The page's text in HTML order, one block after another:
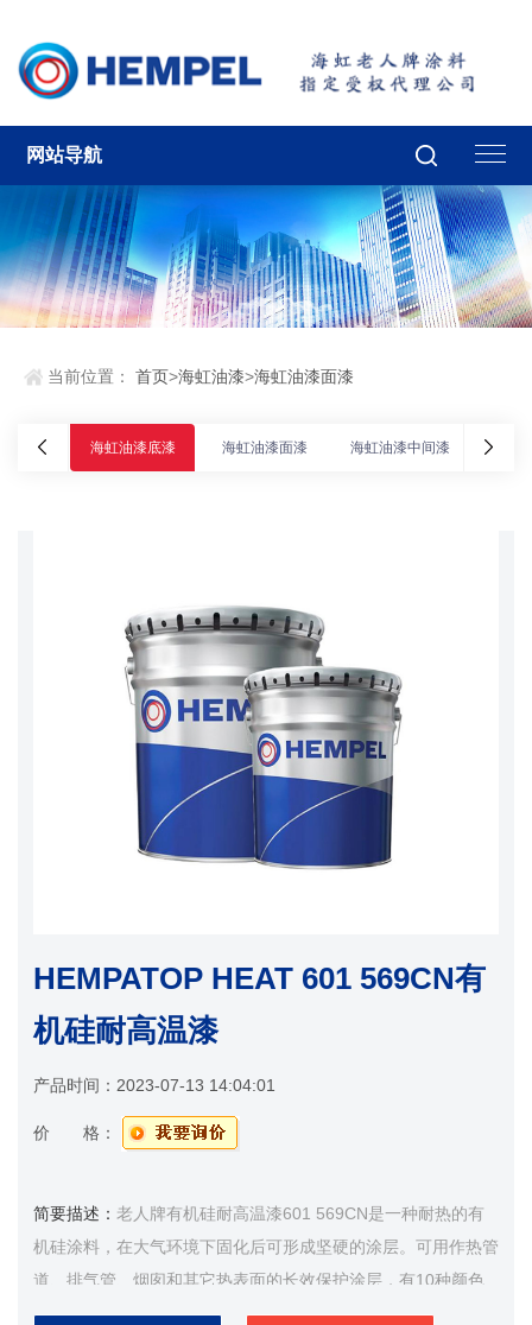
网站导航
当前位置：首页>海虹油漆>海虹油漆面漆
海虹油漆底漆 海虹油漆面漆 海虹油漆中间漆 海虹油
HEMPATOP HEAT 601 569CN有
机硅耐高温漆
产品时间： 2023-07-13 14:04:01
价 格：
简要描述： 老人牌有机硅耐高温漆601 569CN是一种耐热的有
机硅涂料，在大气环境下固化后可形成坚硬的涂层。可用作热管
道、排气管、烟囱和其它热表面的长效保护涂层，有10种颜色
可供选择，用在腐蚀环境时见先涂油漆项。